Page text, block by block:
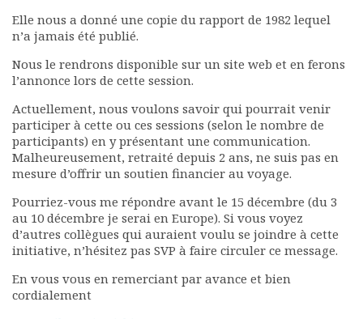
Vie de l’association
Calendrier des activités
Assemblées générales
Comptes rendus mensuels
Rapports moraux
Rapports financiers
Nous rejoindre
Le bulletin
Présentation du bulletin
Comité de rédaction
Bulletins Villes en
développement
Kiosk
Ressources
Nos actions
Elle nous a donné une copie du rapport de 1982 lequel
n’a jamais été publié.
Nous le rendrons disponible sur un site web et en ferons
l’annonce lors de cette session.
Actuellement, nous voulons savoir qui pourrait venir
participer à cette ou ces sessions (selon le nombre de
participants) en y présentant une communication.
Malheureusement, retraité depuis 2 ans, ne suis pas en
mesure d’offrir un soutien financier au voyage.
Pourriez-vous me répondre avant le 15 décembre (du 3
au 10 décembre je serai en Europe). Si vous voyez
d’autres collègues qui auraient voulu se joindre à cette
initiative, n’hésitez pas SVP à faire circuler ce message.
En vous vous en remerciant par avance et bien
cordialement